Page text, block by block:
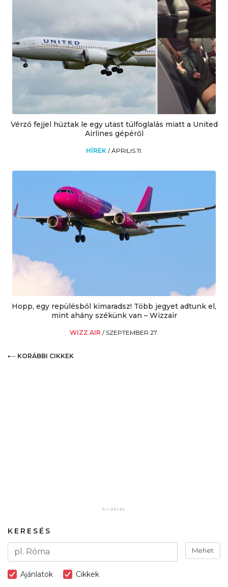
Vérző fejjel húztak le egy utast túlfoglalás miatt a United
Airlines gépéről
HÍREK /ÁPRILIS 11.
Hopp, egy repülésből kimaradsz! Több jegyet adtunk el,
mint ahány székünk van – Wizzair
WIZZ AIR / SZEPTEMBER 27.
KORÁBBI CIKKEK
KERESÉS
Mehet
Ajánlatok Cikkek